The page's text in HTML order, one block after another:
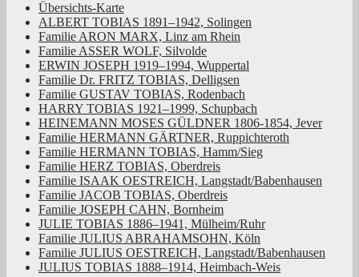
Übersichts-Karte
ALBERT TOBIAS 1891–1942, Solingen
Familie ARON MARX, Linz am Rhein
Familie ASSER WOLF, Silvolde
ERWIN JOSEPH 1919–1994, Wuppertal
Familie Dr. FRITZ TOBIAS, Delligsen
Familie GUSTAV TOBIAS, Rodenbach
HARRY TOBIAS 1921–1999, Schupbach
HEINEMANN MOSES GÜLDNER 1806-1854, Jever
Familie HERMANN GÄRTNER, Ruppichteroth
Familie HERMANN TOBIAS, Hamm/Sieg
Familie HERZ TOBIAS, Oberdreis
Familie ISAAK OESTREICH, Langstadt/Babenhausen
Familie JACOB TOBIAS, Oberdreis
Familie JOSEPH CAHN, Bornheim
JULIE TOBIAS 1886–1941, Mülheim/Ruhr
Familie JULIUS ABRAHAMSOHN, Köln
Familie JULIUS OESTREICH, Langstadt/Babenhausen
JULIUS TOBIAS 1888–1914, Heimbach-Weis